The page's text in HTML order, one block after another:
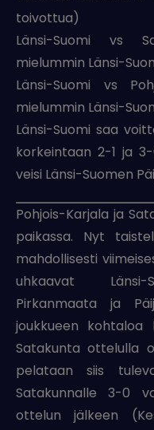
toivottua)
Länsi-Suomi vs
mielummin Länsi-
Länsi-Suomi vs
mielummin Länsi-
Länsi-Suomi saa
korkeintaan 2-1 ja
veisi Länsi-Suomen
Pohjois-Karjala ja
paikassa. Nyt
mahdollisesti
uhkaavat Länsi-
Pirkanmaata ja
joukkueen kohtaloa
Satakunta ottelulla
pelataan siis
Satakunnalle 3-0
ottelun jälkeen